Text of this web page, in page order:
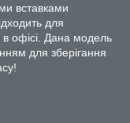
вставками
для
офісі. Дана модель
для зберігання